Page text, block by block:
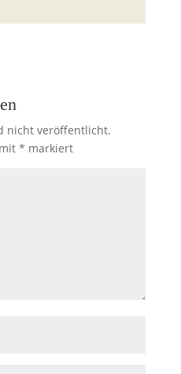
nicht veröffentlicht.
* markiert